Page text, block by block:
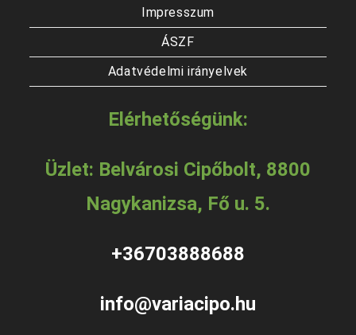
Impresszum
ÁSZF
Adatvédelmi irányelvek
Elérhetőségünk:
Üzlet: Belvárosi Cipőbolt, 8800
Nagykanizsa, Fő u. 5.
+36703888688
info@variacipo.hu